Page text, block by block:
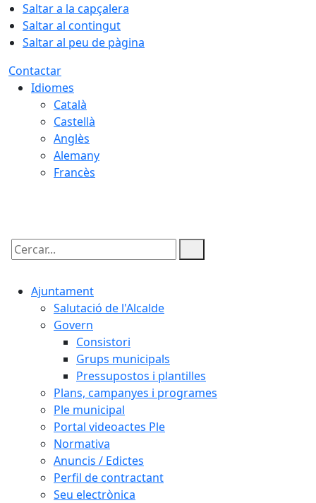
Saltar a la capçalera
Saltar al contingut
Saltar al peu de pàgina
Contactar
Idiomes
Català
Castellà
Anglès
Alemany
Francès
Cercar:
Ajuntament
Salutació de l'Alcalde
Govern
Consistori
Grups municipals
Pressupostos i plantilles
Plans, campanyes i programes
Ple municipal
Portal videoactes Ple
Normativa
Anuncis / Edictes
Perfil de contractant
Seu electrònica